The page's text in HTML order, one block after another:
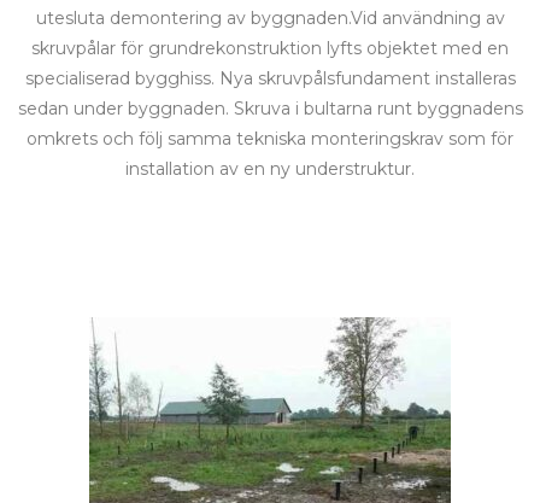
utesluta demontering av byggnaden.Vid användning av
skruvpålar för grundrekonstruktion lyfts objektet med en
specialiserad bygghiss. Nya skruvpålsfundament installeras
sedan under byggnaden. Skruva i bultarna runt byggnadens
omkrets och följ samma tekniska monteringskrav som för
installation av en ny understruktur.